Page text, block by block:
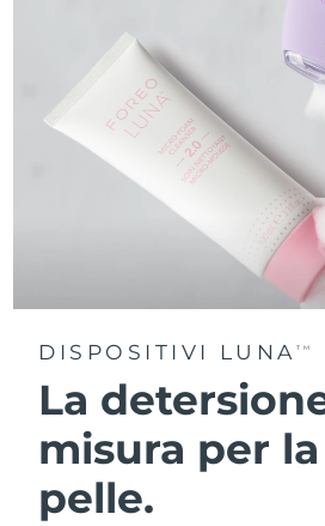
DISPOSITIVI LUNA TM
La
misura per
pelle.